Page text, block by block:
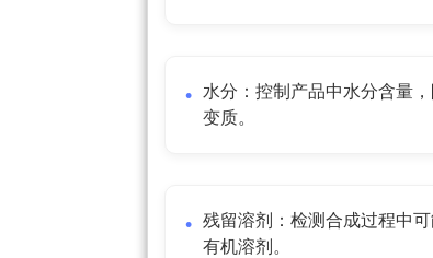
水分：控制产品中水分含量
变质。
残留溶剂：检测合成过程中
有机溶剂。